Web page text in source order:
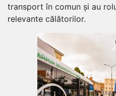
transport în comun și au
relevante călătorilor.